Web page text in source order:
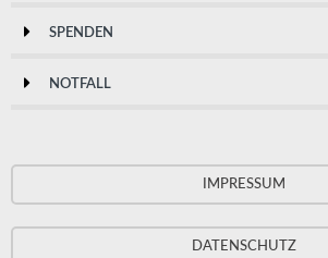
SPENDEN
NOTFALL
IMPRESSUM
DATENSCHUTZ